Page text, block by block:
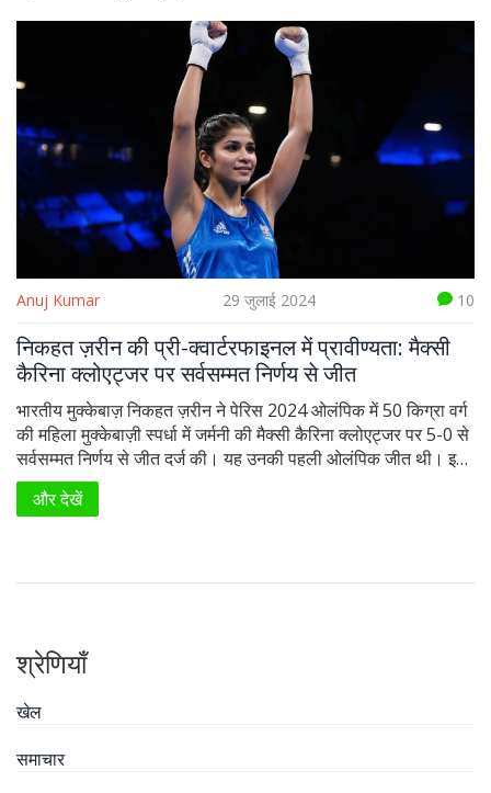
Anuj Kumar 29 जुलाई 2024 10
निकहत ज़रीन की प्री-क्वार्टरफाइनल में प्रावीण्यता: मैक्सी
कैरिना क्लोएट्जर पर सर्वसम्मत निर्णय से जीत
भारतीय मुक्केबाज़ निकहत ज़रीन ने पेरिस 2024 ओलंपिक में 50 किग्रा वर्ग
की महिला मुक्केबाज़ी स्पर्धा में जर्मनी की मैक्सी कैरिना क्लोएट्जर पर 5-0 से
सर्वसम्मत निर्णय से जीत दर्ज की। यह उनकी पहली ओलंपिक जीत थी। इस
मुकाबले के बाद वे राउंड ऑफ 16 में शीर्ष बीज वु यू का सामना करेंगी।
और देखें
श्रेणियाँ
खेल
समाचार